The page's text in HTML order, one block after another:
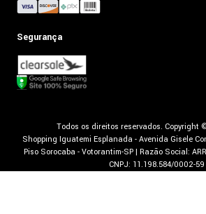
Segurança
Todos os direitos reservados. Copyright
Shopping Iguatemi Esplanada - Avenida Gisele
Piso Sorocaba - Votorantim-SP | Razão Social:
CNPJ: 11.198.584/0002-59